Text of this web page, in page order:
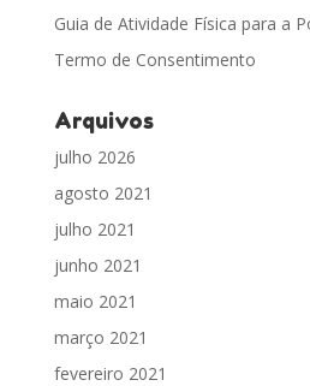
Guia de Atividade Física para a
Termo de Consentimento
Arquivos
julho 2026
agosto 2021
julho 2021
junho 2021
maio 2021
março 2021
fevereiro 2021